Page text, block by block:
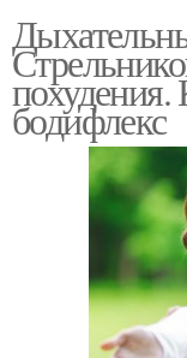
бодифлекс